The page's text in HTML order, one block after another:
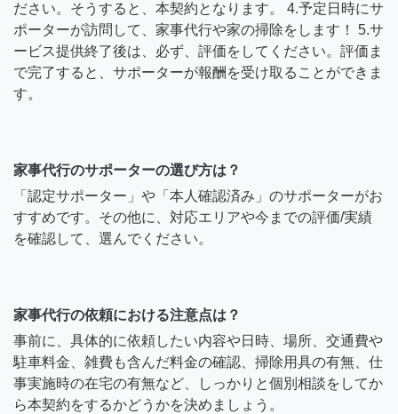
ださい。そうすると、本契約となります。 4.予定日時にサ
ポーターが訪問して、家事代行や家の掃除をします！ 5.サ
ービス提供終了後は、必ず、評価をしてください。評価ま
で完了すると、サポーターが報酬を受け取ることができま
す。
家事代行のサポーターの選び方は？
「認定サポーター」や「本人確認済み」のサポーターがお
すすめです。その他に、対応エリアや今までの評価/実績
を確認して、選んでください。
家事代行の依頼における注意点は？
事前に、具体的に依頼したい内容や日時、場所、交通費や
駐車料金、雑費も含んだ料金の確認、掃除用具の有無、仕
事実施時の在宅の有無など、しっかりと個別相談をしてか
ら本契約をするかどうかを決めましょう。